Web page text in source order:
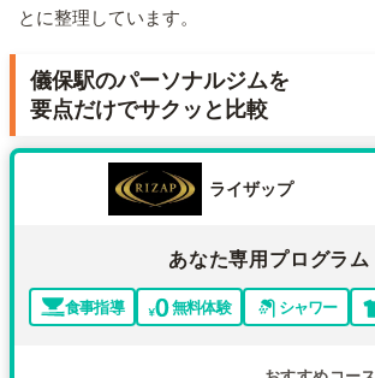
とに整理しています。
儀保駅のパーソナルジムを
要点だけでサクッと比較
ライザップ
あなた専用プログラム
食事指導 無料体験 シャワー